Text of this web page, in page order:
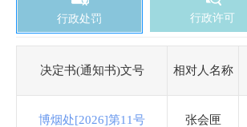
生态环境局博野分局
自然资源和规划局
交通运输局
行政处罚 行政许可
决定书(通知书)文号 相对人名称
博烟处[2026]第11号 张会匣